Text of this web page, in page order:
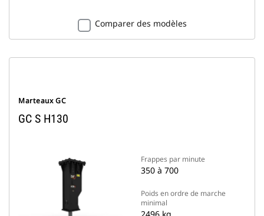
Comparer des modèles
Marteaux GC
GC S H130
Frappes par minute
350 à 700
Poids en ordre de marche
minimal